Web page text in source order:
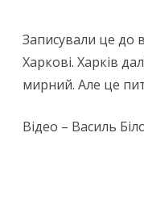
Записували це до
Харкові. Харків
мирний. Але це
Відео – Василь